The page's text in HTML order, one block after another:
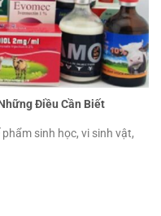
Điều Cần Biết
sinh học, vi sinh vật,